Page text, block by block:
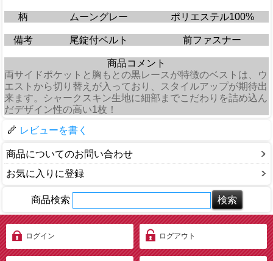
柄 ムーングレー ポリエステル100%
備考 尾錠付ベルト 前ファスナー
商品コメント
両サイドポケットと胸もとの黒レースが特徴のベストは、ウ
エストから切り替えが入っており、スタイルアップが期待出
来ます。シャークスキン生地に細部までこだわりを詰め込ん
だデザイン性の高い1枚！
レビューを書く
商品についてのお問い合わせ
お気に入りに登録
商品検索
ログイン ログアウト